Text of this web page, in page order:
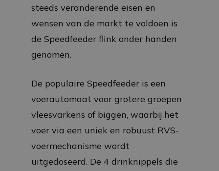
steeds veranderende eisen en
wensen van de markt te voldoen is
de Speedfeeder flink onder handen
genomen.
De populaire Speedfeeder is een
voerautomaat voor grotere groepen
vleesvarkens of biggen, waarbij het
voer via een uniek en robuust RVS-
voermechanisme wordt
uitgedoseerd. De 4 drinknippels die